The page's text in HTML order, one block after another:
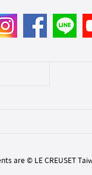
are © LE CREUSET